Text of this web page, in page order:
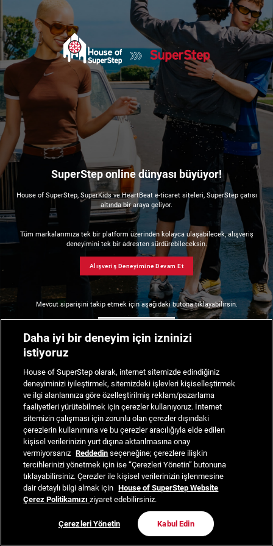
SuperStep online dünyası büyüyor!
House of SuperStep, SuperKids ve HeartBeat e-ticaret siteleri, SuperStep çatısı
altında bir araya geliyor.
Tüm markalarımıza tek bir platform üzerinden kolayca ulaşabilecek, alışveriş
deneyimini tek bir adresten sürdürebileceksin.
Alışveriş Deneyimine Devam Et
Mevcut siparişini takip etmek için aşağıdaki butona tıklayabilirsin.
Daha iyi bir deneyim için izninizi
istiyoruz
House of SuperStep olarak, internet sitemizde edindiğiniz
deneyiminizi iyileştirmek, sitemizdeki işlevleri kişiselleştirmek
ve ilgi alanlarınıza göre özelleştirilmiş reklam/pazarlama
faaliyetleri yürütebilmek için çerezler kullanıyoruz. İnternet
sitemizin çalışması için zorunlu olan çerezler dışındaki
çerezlerin kullanımına ve bu çerezler aracılığıyla elde edilen
kişisel verilerinizin yurt dışına aktarılmasına onay
vermiyorsanız Reddedin seçeneğine; çerezlere ilişkin
tercihlerinizi yönetmek için ise “Çerezleri Yönetin” butonuna
tıklayabilirsiniz. Çerezler ile kişisel verilerinizin işlenmesine
dair detaylı bilgi almak için House of SuperStep Website
Çerez Politikamızıziyaret edebilirsiniz.
Çerezleri Yönetin Kabul Edin